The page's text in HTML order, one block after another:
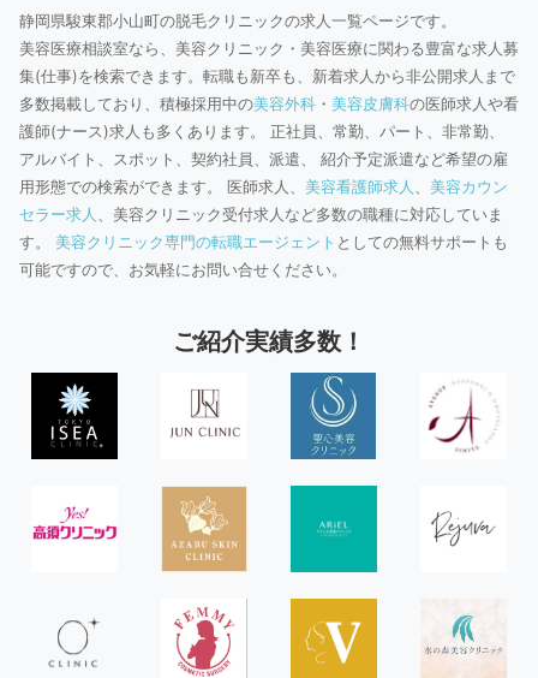
静岡県駿東郡小山町の脱毛クリニックの求人一覧ページです。
美容医療相談室なら、美容クリニック・美容医療に関わる豊富な求人募
集(仕事)を検索できます。転職も新卒も、新着求人から非公開求人まで
多数掲載しており、積極採用中の美容外科 ・ 美容皮膚科の医師求人や看
護師(ナース)求人も多くあります。 正社員、常勤、パート、非常勤、
アルバイト、スポット、契約社員、派遣、 紹介予定派遣など希望の雇
用形態での検索ができます。 医師求人、 美容看護師求人
美容カウン
セラー求人
、美容クリニック受付求人など多数の職種に対応していま
す。 美容クリニック専門の転職エージェント としての無料サポートも
可能ですので、お気軽にお問い合せください。
ご紹介実績多数！